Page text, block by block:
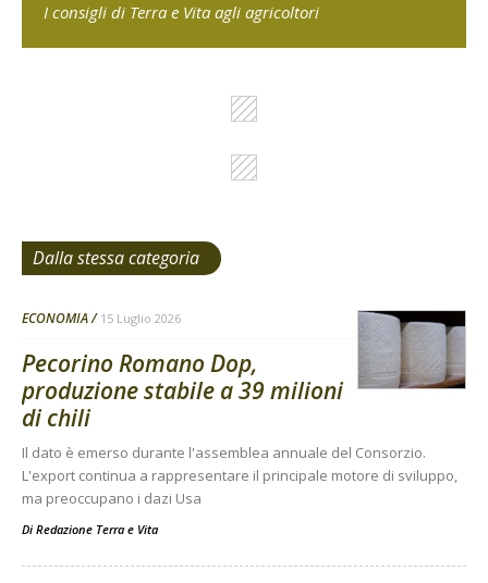
I consigli di Terra e Vita agli agricoltori
Dalla stessa categoria
ECONOMIA 15 Luglio 2026
Pecorino Romano Dop,
produzione stabile a 39 milioni
di chili
Il dato è emerso durante l'assemblea annuale del Consorzio.
L'export continua a rappresentare il principale motore di sviluppo,
ma preoccupano i dazi Usa
Di Redazione Terra e Vita